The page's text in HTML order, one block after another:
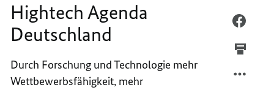
Hightech Agenda
Deutschland
Durch Forschung und Technologie mehr
Wettbewerbsfähigkeit, mehr